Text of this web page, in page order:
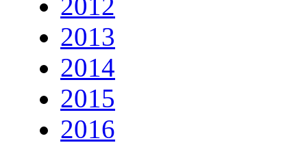
2013
2014
2015
2016